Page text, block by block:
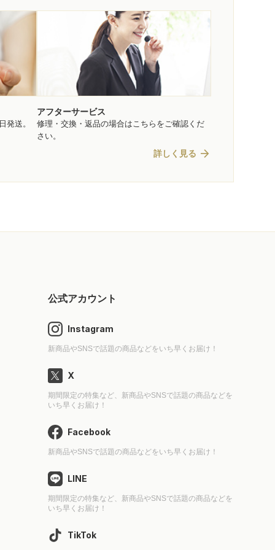
発送。
アフターサービス
修理・交換・返品の場合はこちらをご確認くだ
さい。
詳しく見る arrow_forward
公式アカウント
Instagram
新商品やSNSで話題の商品などをいち早くお届け！
X
期間限定の特集など、新商品やSNSで話題の商品などを
いち早くお届け！
Facebook
新商品やSNSで話題の商品などをいち早くお届け！
LINE
期間限定の特集など、新商品やSNSで話題の商品などを
いち早くお届け！
TikTok